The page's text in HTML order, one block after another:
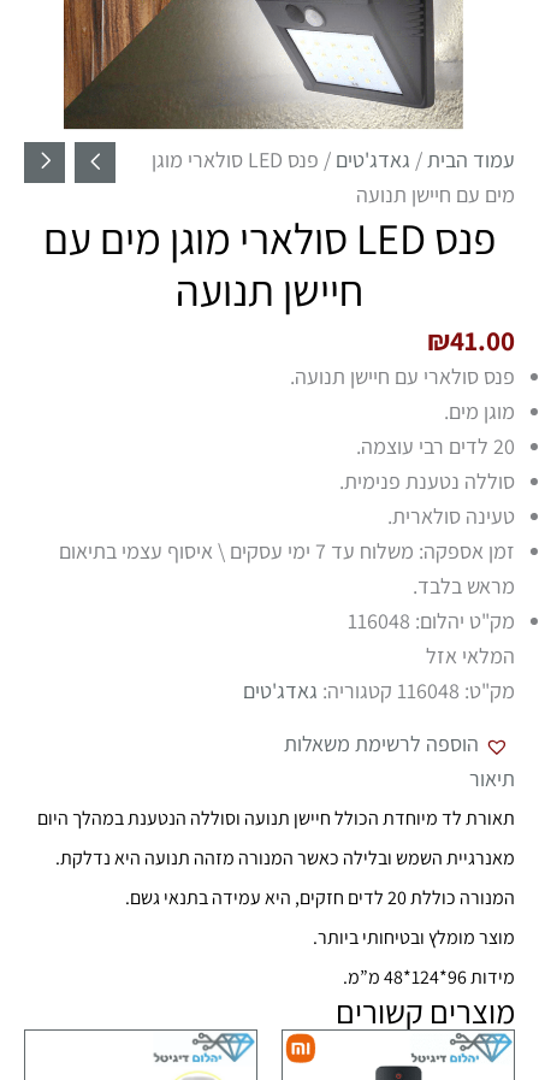
עמוד הבית/ גאדג'טים
/ פנס LED סולארי מוגן
מים עם חיישן תנועה
פנס LED סולארי מוגן מים עם
חיישן תנועה
₪41.00
פנס סולארי עם חיישן תנועה.
מוגן מים.
20 לדים רבי עוצמה.
סוללה נטענת פנימית.
טעינה סולארית.
זמן אספקה: משלוח עד 7 ימי עסקים \ איסוף עצמי בתיאום
מראש בלבד.
מק"ט יהלום: 116048
המלאי אזל
מק"ט: 116048 קטגוריה: גאדג'טים
הוספה לרשימת משאלות
תיאור
תאורת לד מיוחדת הכולל חיישן תנועה וסוללה הנטענת במהלך היום
מאנרגיית השמש ובלילה כאשר המנורה מזהה תנועה היא נדלקת.
המנורה כוללת 20 לדים חזקים, היא עמידה בתנאי גשם.
מוצר מומלץ ובטיחותי ביותר.
מידות 96*124*48 מ”מ.
מוצרים קשורים